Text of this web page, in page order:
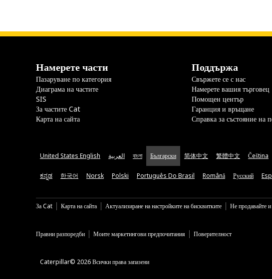
Намерете части
Пазаруване по категория
Диаграма на частите
SIS
За частите Cat
Карта на сайта
Поддържа
Свържете се с нас
Намерете вашия търговец
Помощен център
Гаранция и връщане
Справка за състояние на
United States English العربية বাংলা Български 简体中文 繁體中文 Čeština
ಕನ್ನಡ 한국어 Norsk Polski Português Do Brasil Română Русский
За Cat Карта на сайта Актуализиране на настройките на бисквитките Не продавайте
Правни разпоредби Моите маркетингови предпочитания Поверителност
Caterpillar© 2026 Всички права запазени